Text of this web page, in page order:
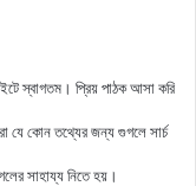
স্বাগতম। প্রিয় পাঠক আসা করি
যে কোন তথ্যের জন্য গুগলে সার্চ
সাহায্য নিতে হয়।